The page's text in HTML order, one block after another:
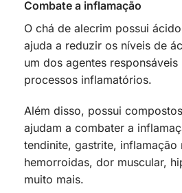
Combate a inflamação
O chá de alecrim possui
ajuda a reduzir os níveis de
um dos agentes
processos inflamatórios.
Além disso, possui
ajudam a combater a
tendinite, gastrite, inflamação
hemorroidas, dor muscular,
muito mais.